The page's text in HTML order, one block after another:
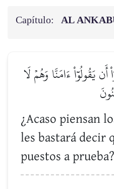
Capítulo: AL
يَقُولُوٓاْ ءَامَنَّا وَهُمۡ لَا
¿Acaso piensan
les bastará decir
puestos a prueba?